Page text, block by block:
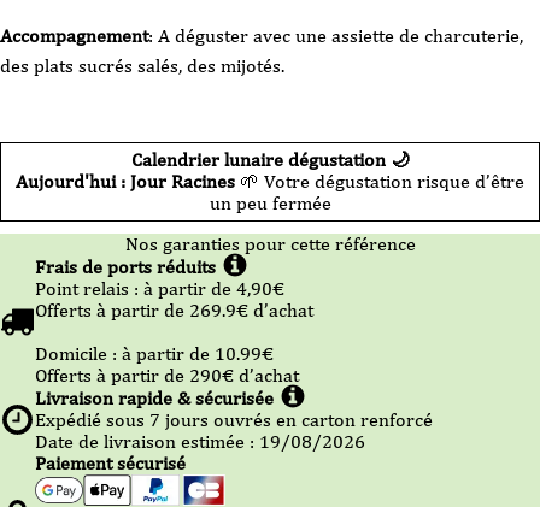
Accompagnement: A déguster avec une assiette de charcuterie,
des plats sucrés salés, des mijotés.
Calendrier lunaire dégustation 🌙
Aujourd'hui : Jour Racines 🌱 Votre dégustation risque d’être
un peu fermée
Nos garanties pour cette référence
Frais de ports réduits
Point relais : à partir de 4,90€
Offerts à partir de 269.9€ d’achat
Domicile : à partir de 10.99€
Offerts à partir de 290€ d’achat
Livraison rapide & sécurisée
Expédié sous 7 jours ouvrés en carton renforcé
Date de livraison estimée : 19/08/2026
Paiement sécurisé